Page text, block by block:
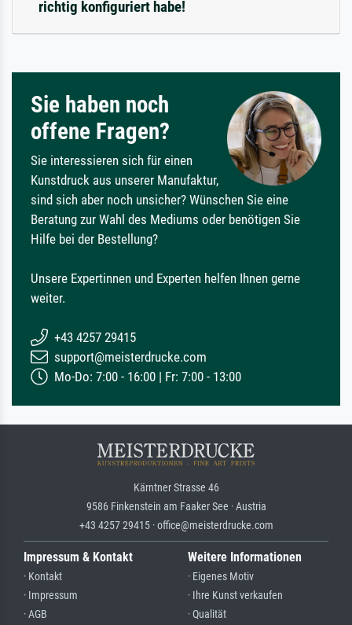
richtig konfiguriert habe!
Sie haben noch
offene Fragen?
Sie interessieren sich für einen
Kunstdruck aus unserer Manufaktur,
sind sich aber noch unsicher? Wünschen Sie eine
Beratung zur Wahl des Mediums oder benötigen Sie
Hilfe bei der Bestellung?
Unsere Expertinnen und Experten helfen Ihnen gerne
weiter.
+43 4257 29415
support@meisterdrucke.com
Mo-Do: 7:00 - 16:00 | Fr: 7:00 - 13:00
Kärntner Strasse 46
9586 Finkenstein am Faaker See · Austria
+43 4257 29415 · office@meisterdrucke.com
Impressum & Kontakt
· Kontakt
· Impressum
· AGB
Weitere Informationen
· Eigenes Motiv
· Ihre Kunst verkaufen
· Qualität